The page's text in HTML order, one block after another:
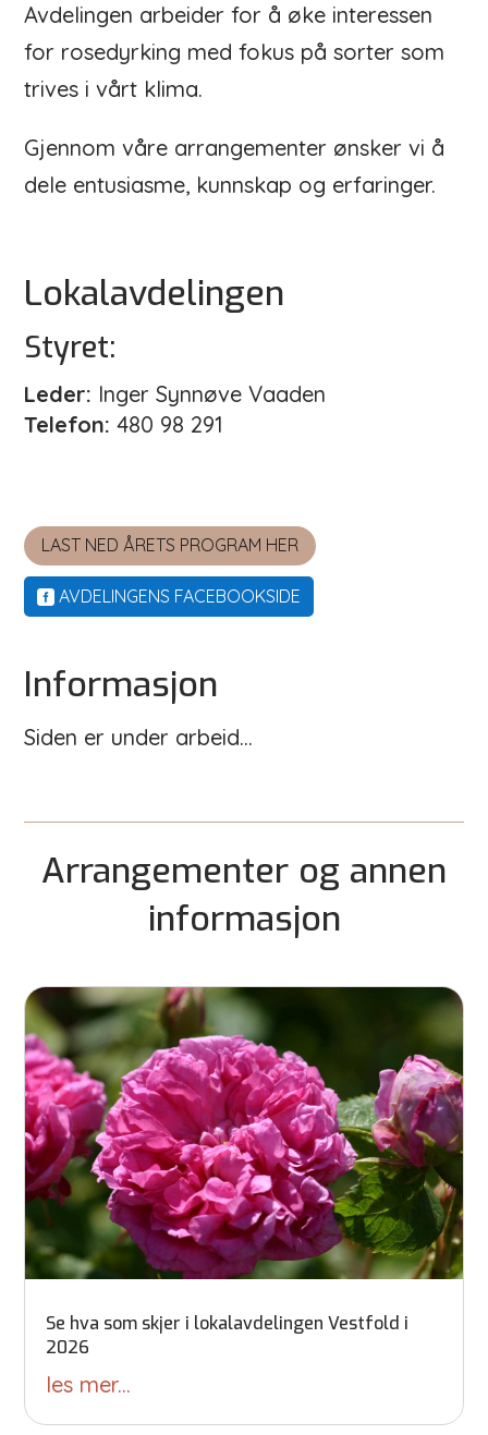
Avdelingen arbeider for å øke interessen
for rosedyrking med fokus på sorter som
trives i vårt klima.
Gjennom våre arrangementer ønsker vi å
dele entusiasme, kunnskap og erfaringer.
Lokalavdelingen
Styret:
Leder: Inger Synnøve Vaaden
Telefon: 480 98 291
LAST NED ÅRETS PROGRAM HER
AVDELINGENS FACEBOOKSIDE
Informasjon
Siden er under arbeid...
Arrangementer og annen
informasjon
Se hva som skjer i lokalavdelingen Vestfold i
2026
les mer...